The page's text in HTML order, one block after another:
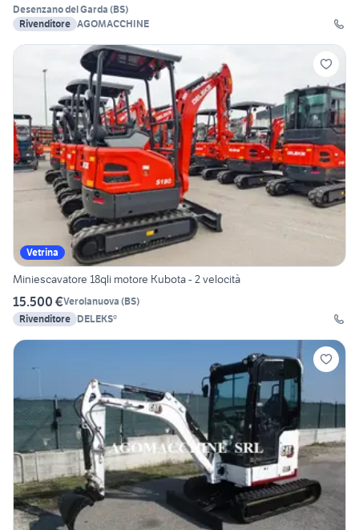
Desenzano del Garda (BS)
Rivenditore AGOMACCHINE
Vetrina
Miniescavatore 18qli motore Kubota - 2 velocità
15.500 €Verolanuova (BS)
Rivenditore DELEKS®